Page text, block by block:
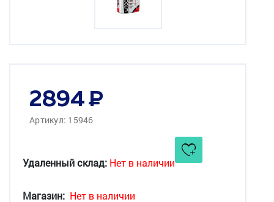
2894
Артикул: 15946
Удаленный склад: Нет в наличии
Магазин: Нет в наличии